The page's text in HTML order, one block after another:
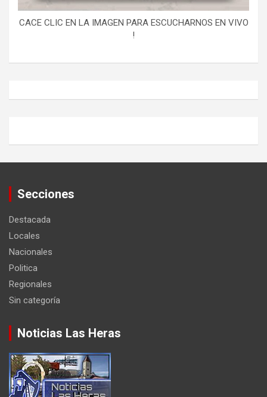
CACE CLIC EN LA IMAGEN PARA ESCUCHARNOS EN VIVO
!
Secciones
Destacada
Locales
Nacionales
Politica
Regionales
Sin categoría
Noticias Las Heras